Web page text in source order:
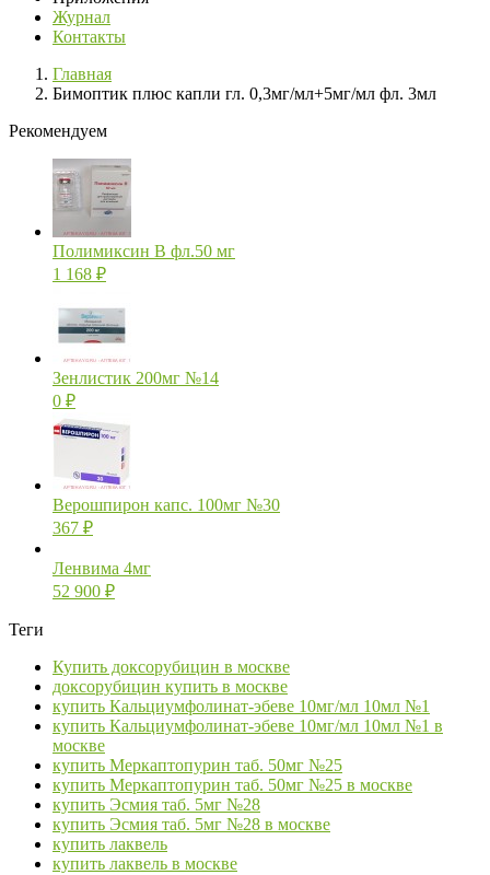
Журнал
Контакты
Главная
Бимоптик плюс капли гл. 0,3мг/мл+5мг/мл фл. 3мл
Рекомендуем
Полимиксин В фл.50 мг
1 168 ₽
Зенлистик 200мг №14
0 ₽
Верошпирон капс. 100мг №30
367 ₽
Ленвима 4мг
52 900 ₽
Теги
Купить доксорубицин в москве
доксорубицин купить в москве
купить Кальциумфолинат-эбеве 10мг/мл 10мл №1
купить Кальциумфолинат-эбеве 10мг/мл 10мл №1 в
москве
купить Меркаптопурин таб. 50мг №25
купить Меркаптопурин таб. 50мг №25 в москве
купить Эсмия таб. 5мг №28
купить Эсмия таб. 5мг №28 в москве
купить лаквель
купить лаквель в москве